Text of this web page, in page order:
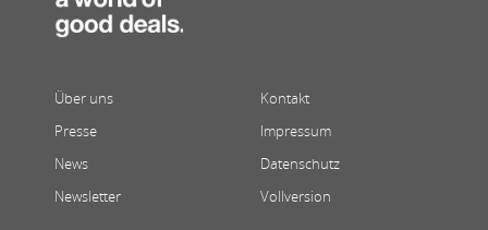
Über uns
Presse
News
Newsletter
Kontakt
Impressum
Datenschutz
Vollversion